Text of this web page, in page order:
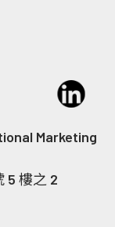
Marketing
5 樓之 2